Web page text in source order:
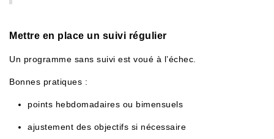
Mettre en place un suivi régulier
Un programme sans suivi est voué à l’échec.
Bonnes pratiques :
points hebdomadaires ou bimensuels
ajustement des objectifs si nécessaire